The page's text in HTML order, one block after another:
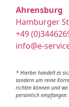
Ahrensburg
Hamburger
+49
info@e-
* Hierbei handelt es
sondern um reine
richten können und
persönlich empfangen.